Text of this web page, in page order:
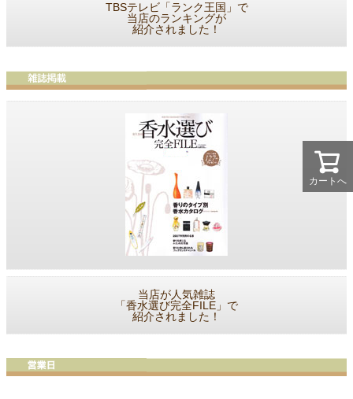
カートへ
TBSテレビ「ランク王国」で
当店のランキングが
紹介されました！
当店が人気雑誌
「香水選び完全FILE」で
紹介されました！